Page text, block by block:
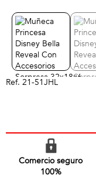
Ref. 21-51JHL
Comercio seguro
100%